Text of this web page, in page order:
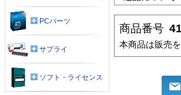
商品番号
本商品は販売
PCパーツ
サプライ
ソフト・ライセンス